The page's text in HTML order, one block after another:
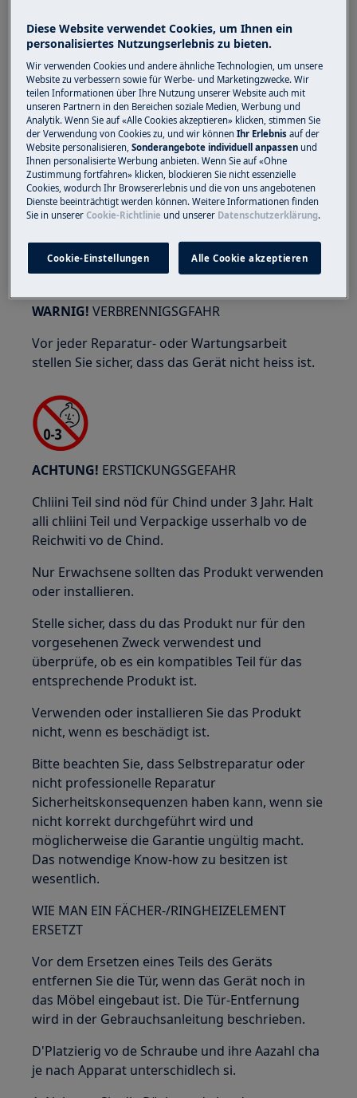
WARNIG!GFAHR VO OUGEVERLETZIG
Trage Schutzbrille, wenn du Wartungs- oder
Reparaturarbeiten durchführst, die Federn
involvieren.
WARNIG! VERBRENNIGSGFAHR
Vor jeder Reparatur- oder Wartungsarbeit
stellen Sie sicher, dass das Gerät nicht heiss ist.
ACHTUNG! ERSTICKUNGSGEFAHR
Chliini Teil sind nöd für Chind under 3 Jahr. Halt
alli chliini Teil und Verpackige usserhalb vo de
Reichwiti vo de Chind.
Nur Erwachsene sollten das Produkt verwenden
oder installieren.
Stelle sicher, dass du das Produkt nur für den
vorgesehenen Zweck verwendest und
überprüfe, ob es ein kompatibles Teil für das
entsprechende Produkt ist.
Verwenden oder installieren Sie das Produkt
nicht, wenn es beschädigt ist.
Bitte beachten Sie, dass Selbstreparatur oder
nicht professionelle Reparatur
Sicherheitskonsequenzen haben kann, wenn sie
nicht korrekt durchgeführt wird und
möglicherweise die Garantie ungültig macht.
Das notwendige Know-how zu besitzen ist
wesentlich.
WIE MAN EIN FÄCHER-/RINGHEIZELEMENT
ERSETZT
Vor dem Ersetzen eines Teils des Geräts
entfernen Sie die Tür, wenn das Gerät noch in
das Möbel eingebaut ist. Die Tür-Entfernung
wird in der Gebrauchsanleitung beschrieben.
D'Platzierig vo de Schraube und ihre Aazahl cha
je nach Apparat unterschidlech si.
Diese Website verwendet Cookies, um Ihnen ein
personalisiertes Nutzungserlebnis zu bieten.
Wir verwenden Cookies und andere ähnliche Technologien, um unsere
Website zu verbessern sowie für Werbe- und Marketingzwecke. Wir
teilen Informationen über Ihre Nutzung unserer Website auch mit
unseren Partnern in den Bereichen soziale Medien, Werbung und
Analytik. Wenn Sie auf «Alle Cookies akzeptieren» klicken, stimmen Sie
der Verwendung von Cookies zu, und wir könnenIhr Erlebnisauf der
Website personalisieren,Sonderangebote individuell anpassen und
Ihnen personalisierte Werbung anbieten. Wenn Sie auf «Ohne
Zustimmung fortfahren» klicken, blockieren Sie nicht essenzielle
Cookies, wodurch Ihr Browsererlebnis und die von uns angebotenen
Dienste beeinträchtigt werden können. Weitere Informationen finden
Sie in unsererCookie-Richtlinie und unserer Datenschutzerklärung.
Cookie-Einstellungen Alle Cookie akzeptieren